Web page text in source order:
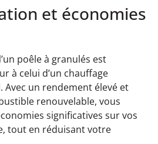
et économies
poêle à granulés est
à celui d’un chauffage
Avec un rendement élevé et
renouvelable, vous
significatives sur vos
tout en réduisant votre